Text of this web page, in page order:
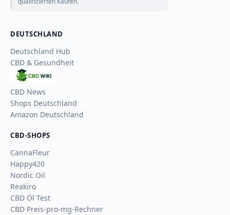
DEUTSCHLAND
Deutschland Hub
CBD & Gesundheit
CBD
Wiki
CBD News
Shops Deutschland
Amazon Deutschland
CBD-SHOPS
CannaFleur
Happy420
Nordic Oil
Reakiro
CBD Öl Test
CBD Preis-pro-mg-Rechner